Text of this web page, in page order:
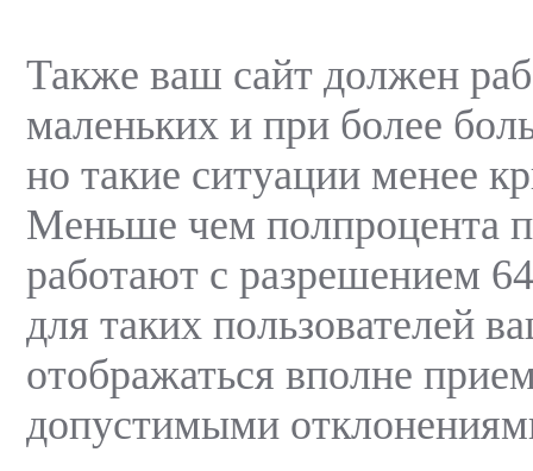
Также ваш сайт должен
маленьких и при более
но такие ситуации менее
Меньше чем полпроцента
работают с разрешением
для таких пользователей
отображаться вполне
допустимыми